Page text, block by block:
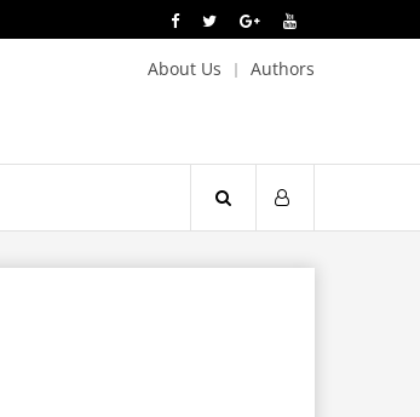
About Us Authors